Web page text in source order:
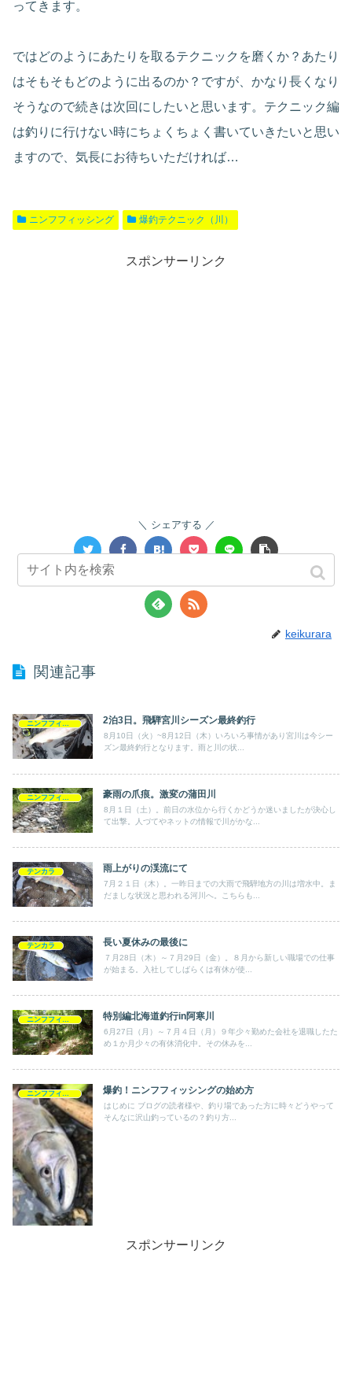
ってきます。
ではどのようにあたりを取るテクニックを磨くか？あたり
はそもそもどのように出るのか？ですが、かなり長くなり
そうなので続きは次回にしたいと思います。テクニック編
は釣りに行けない時にちょくちょく書いていきたいと思い
ますので、気長にお待ちいただければ…
ニンフフィッシング 爆釣テクニック（川）
スポンサーリンク
シェアする
keikurara
関連記事
ニンフフィッシング 2泊3日。飛騨宮川シーズン最終釣行
8月10日（火）~8月12日（木）いろいろ事情があり宮川は今シー
ズン最終釣行となります。雨と川の状...
ニンフフィッシング 豪雨の爪痕。激変の蒲田川
8月１日（土）。前日の水位から行くかどうか迷いましたが決心し
て出撃。人づてやネットの情報で川がかな...
テンカラ 雨上がりの渓流にて
7月２１日（木）。一昨日までの大雨で飛騨地方の川は増水中。ま
だましな状況と思われる河川へ。こちらも...
テンカラ 長い夏休みの最後に
７月28日（木）～７月29日（金）。８月から新しい職場での仕事
が始まる。入社してしばらくは有休が使...
特別編北海道釣行in阿寒川
6月27日（月）～７月４日（月）９年少々勤めた会社を退職したた
め１か月少々の有休消化中。その休みを...
爆釣！ニンフフィッシングの始め方
はじめに ブログの読者様や、釣り場であった方に時々どうやって
そんなに沢山釣っているの？釣り方...
スポンサーリンク